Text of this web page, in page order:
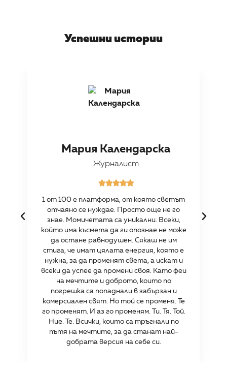
Успешни истории
Мария Календарска

Журналист
1 от 100 е платформа, от която светът
отчаяно се нуждае. Просто още не го
знае. Момичетата са уникални. Всеки,
който има късмета да ги опознае не може
да остане равнодушен. Сякаш не им
стига, че имат цялата енергия, която е
нужна, за да променят света, а искат и
всеки да успее да промени своя. Като феи
на мечтите и доброто, които по
погрешка са попаднали в забързан и
комерсиален свят. Но той се променя. Те
го променят. И аз го променям. Ти. Тя. Той.
Ние. Те. Всички, които са тръгнали по
пътя на мечтите, за да станат най-
добрата версия на себе си.